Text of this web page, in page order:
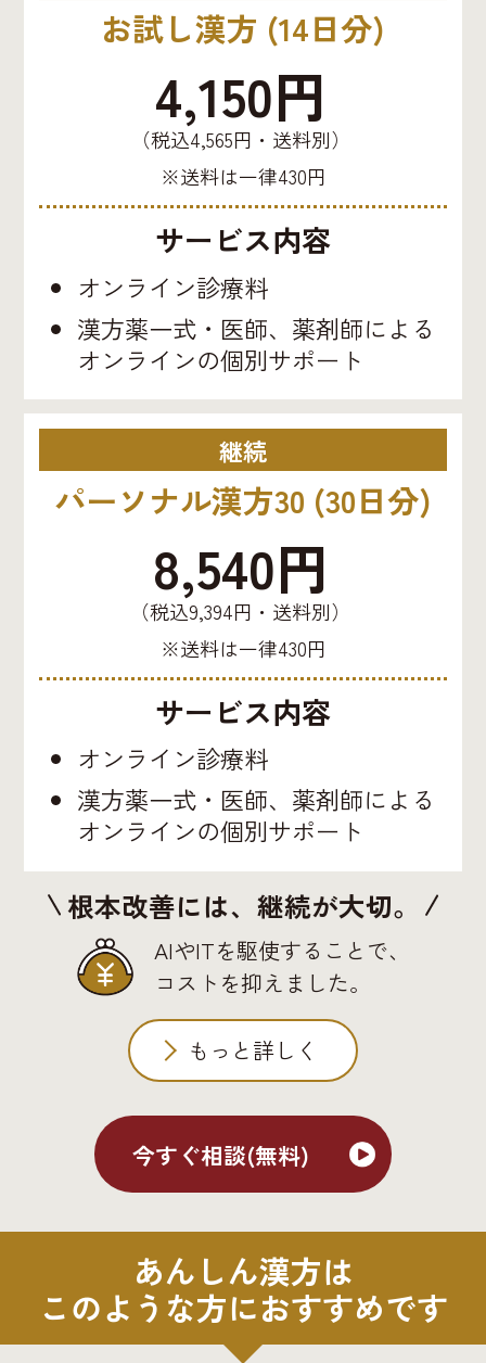
お試し漢方 (14日分)
4,150円
（税込4,565円・送料別）
※送料は一律430円
サービス内容
オンライン診療料
漢方薬一式・医師、薬剤師による
オンラインの個別サポート
継続
パーソナル漢方30 (30日分)
8,540円
（税込9,394円・送料別）
※送料は一律430円
サービス内容
オンライン診療料
漢方薬一式・医師、薬剤師による
オンラインの個別サポート
根本改善には、継続が大切。
AIやITを駆使することで、
コストを抑えました。
もっと詳しく
今すぐ相談(無料)
あんしん漢方は
このような方におすすめです